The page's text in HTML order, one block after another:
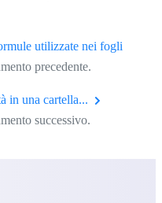
utilizzate nei fogli
precedente.
in una cartella...
successivo.